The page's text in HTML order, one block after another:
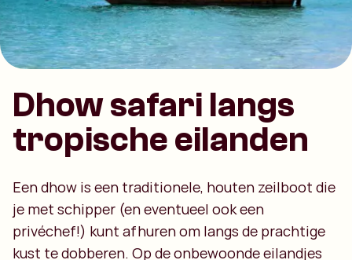
Dhow safari langs
tropische eilanden
Een dhow is een traditionele, houten zeilboot die
je met schipper (en eventueel ook een
privéchef!) kunt afhuren om langs de prachtige
kust te dobberen. Op de onbewoonde eilandjes